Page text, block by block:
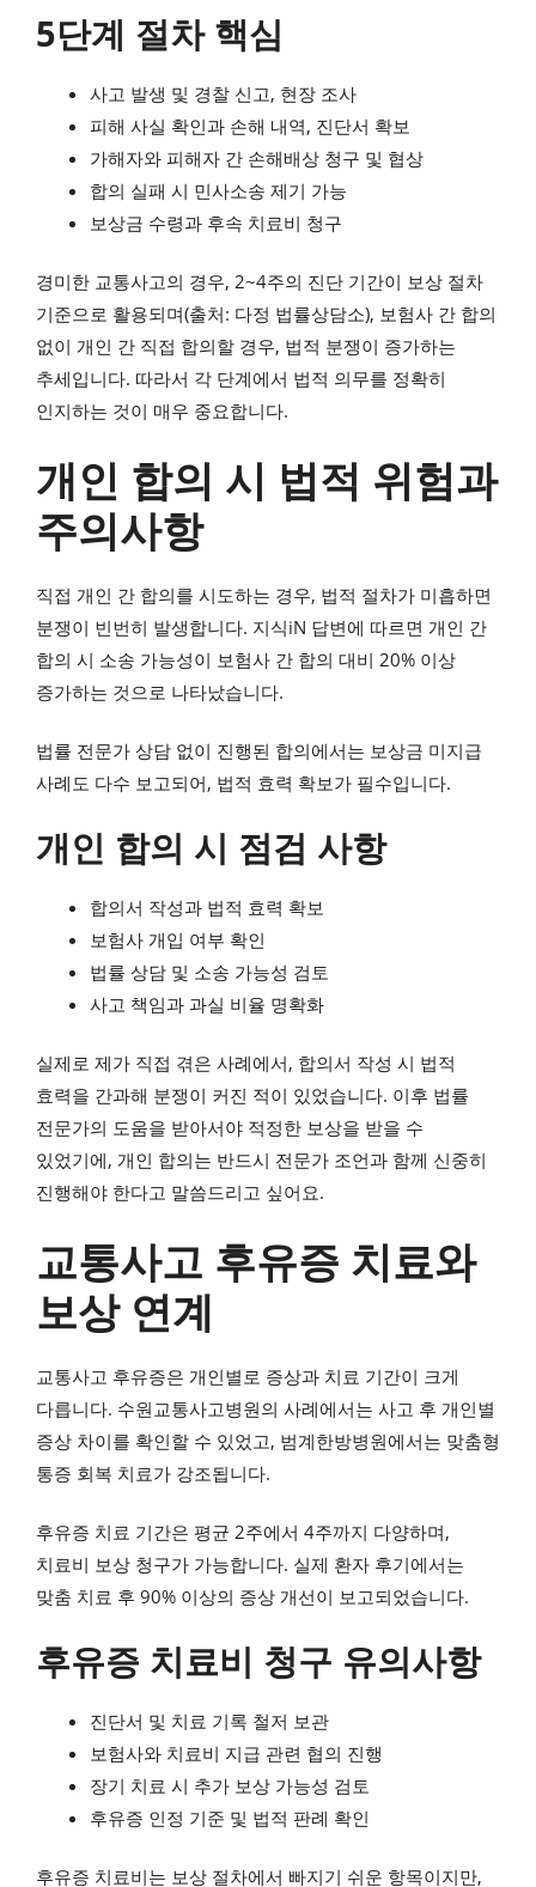
5단계 절차 핵심
사고 발생 및 경찰 신고, 현장 조사
피해 사실 확인과 손해 내역, 진단서 확보
가해자와 피해자 간 손해배상 청구 및 협상
합의 실패 시 민사소송 제기 가능
보상금 수령과 후속 치료비 청구
경미한 교통사고의 경우, 2~4주의 진단 기간이 보상 절차
기준으로 활용되며(출처: 다정 법률상담소), 보험사 간 합의
없이 개인 간 직접 합의할 경우, 법적 분쟁이 증가하는
추세입니다. 따라서 각 단계에서 법적 의무를 정확히
인지하는 것이 매우 중요합니다.
개인 합의 시 법적 위험과
주의사항
직접 개인 간 합의를 시도하는 경우, 법적 절차가 미흡하면
분쟁이 빈번히 발생합니다. 지식iN 답변에 따르면 개인 간
합의 시 소송 가능성이 보험사 간 합의 대비 20% 이상
증가하는 것으로 나타났습니다.
법률 전문가 상담 없이 진행된 합의에서는 보상금 미지급
사례도 다수 보고되어, 법적 효력 확보가 필수입니다.
개인 합의 시 점검 사항
합의서 작성과 법적 효력 확보
보험사 개입 여부 확인
법률 상담 및 소송 가능성 검토
사고 책임과 과실 비율 명확화
실제로 제가 직접 겪은 사례에서, 합의서 작성 시 법적
효력을 간과해 분쟁이 커진 적이 있었습니다. 이후 법률
전문가의 도움을 받아서야 적정한 보상을 받을 수
있었기에, 개인 합의는 반드시 전문가 조언과 함께 신중히
진행해야 한다고 말씀드리고 싶어요.
교통사고 후유증 치료와
보상 연계
교통사고 후유증은 개인별로 증상과 치료 기간이 크게
다릅니다. 수원교통사고병원의 사례에서는 사고 후 개인별
증상 차이를 확인할 수 있었고, 범계한방병원에서는 맞춤형
통증 회복 치료가 강조됩니다.
후유증 치료 기간은 평균 2주에서 4주까지 다양하며,
치료비 보상 청구가 가능합니다. 실제 환자 후기에서는
맞춤 치료 후 90% 이상의 증상 개선이 보고되었습니다.
후유증 치료비 청구 유의사항
진단서 및 치료 기록 철저 보관
보험사와 치료비 지급 관련 협의 진행
장기 치료 시 추가 보상 가능성 검토
후유증 인정 기준 및 법적 판례 확인
후유증 치료비는 보상 절차에서 빠지기 쉬운 항목이지만,